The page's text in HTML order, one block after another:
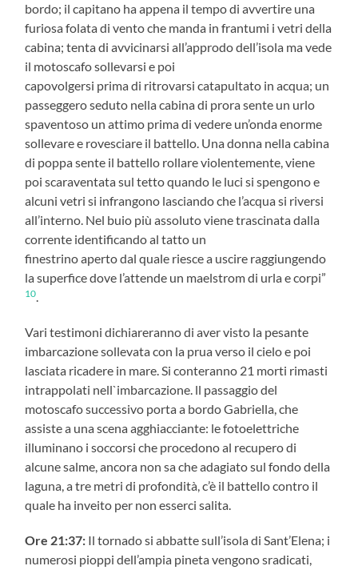
bordo; il capitano ha appena il tempo di avvertire una
furiosa folata di vento che manda in frantumi i vetri della
cabina; tenta di avvicinarsi all’approdo dell’isola ma vede
il motoscafo sollevarsi e poi
capovolgersi prima di ritrovarsi catapultato in acqua; un
passeggero seduto nella cabina di prora sente un urlo
spaventoso un attimo prima di vedere un’onda enorme
sollevare e rovesciare il battello. Una donna nella cabina
di poppa sente il battello rollare violentemente, viene
poi scaraventata sul tetto quando le luci si spengono e
alcuni vetri si infrangono lasciando che l’acqua si riversi
all’interno. Nel buio più assoluto viene trascinata dalla
corrente identificando al tatto un
finestrino aperto dal quale riesce a uscire raggiungendo
la superfice dove l’attende un maelstrom di urla e corpi”
10.
Vari testimoni dichiareranno di aver visto la pesante
imbarcazione sollevata con la prua verso il cielo e poi
lasciata ricadere in mare. Si conteranno 21 morti rimasti
intrappolati nell`imbarcazione. ll passaggio del
motoscafo successivo porta a bordo Gabriella, che
assiste a una scena agghiacciante: le fotoelettriche
illuminano i soccorsi che procedono al recupero di
alcune salme, ancora non sa che adagiato sul fondo della
laguna, a tre metri di profondità, c’è il battello contro il
quale ha inveito per non esserci salita.
Ore 21:37: Il tornado si abbatte sull’isola di Sant’Elena; i
numerosi pioppi dell’ampia pineta vengono sradicati,